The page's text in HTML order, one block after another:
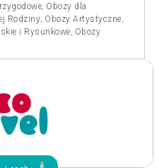
, Obozy dla
Rodziny, Obozy Artystyczne,
i Rysunkowe, Obozy